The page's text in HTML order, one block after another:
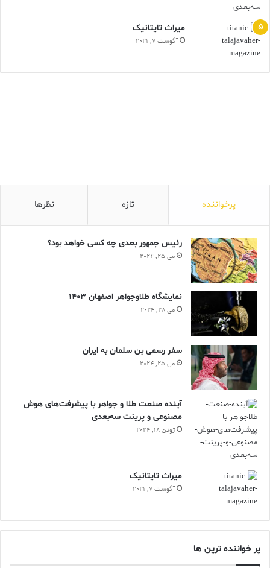
ميراث تايتانيک
آگوست 7, 2021
پرخواننده تازه نظرها
رئیس جمهور بعدی چه کسی خواهد بود؟
می 25, 2024
نمایشگاه طلاوجواهر اصفهان 1403
می 28, 2024
سفر رسمی بن سلمان به ایران
می 25, 2024
آینده صنعت طلا و جواهر با پیشرفت‌های هوش
مصنوعی و پرینت سه‌بعدی
ژوئن 18, 2024
ميراث تايتانيک
آگوست 7, 2021
پر خواننده ترین ها